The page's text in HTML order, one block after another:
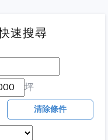
速搜尋
坪
清除條件